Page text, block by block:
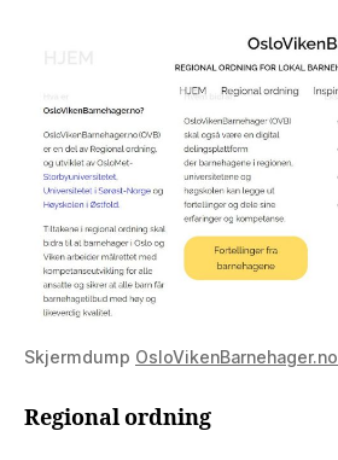
Skjermdump OsloVikenBarnehager.no
Regional ordning